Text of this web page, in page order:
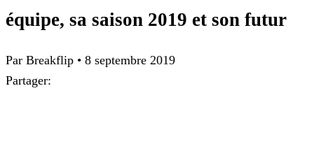
équipe, sa saison 2019 et son futur
Par Breakflip • 8 septembre 2019
Partager: